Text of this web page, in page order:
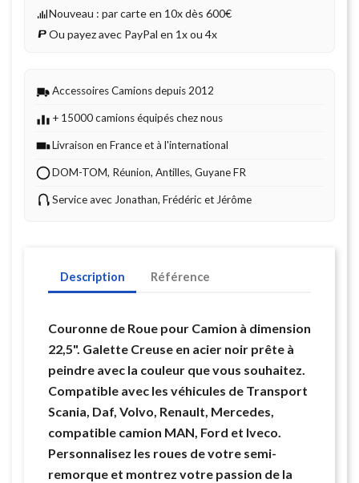
Nouveau : par carte en 10x dès 600€
Ou payez avec PayPal en 1x ou 4x
Accessoires Camions depuis 2012
+ 15000 camions équipés chez nous
Livraison en France et à l'international
DOM-TOM, Réunion, Antilles, Guyane FR
Service avec Jonathan, Frédéric et Jérôme
Description Référence
Couronne de Roue pour Camion à dimension
22,5". Galette Creuse en acier noir prête à
peindre avec la couleur que vous souhaitez.
Compatible avec les véhicules de Transport
Scania, Daf, Volvo, Renault, Mercedes,
compatible camion MAN, Ford et Iveco.
Personnalisez les roues de votre semi-
remorque et montrez votre passion de la